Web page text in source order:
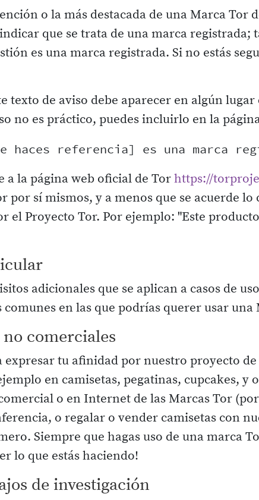
o la más destacada de una Marca Tor
que se trata de una marca
es una marca registrada. Si no estás
texto de aviso debe aparecer en algún
no es práctico, puedes incluirlo en la
a la página web oficial de Torhttps://
por sí mismos, y a menos que se acuerde
el Proyecto Tor. Por ejemplo: "Este
adicionales que se aplican a casos de
comunes en las que podrías querer usar una
comerciales
expresar tu afinidad por nuestro proyecto
en camisetas, pegatinas, cupcakes, y
o en Internet de las Marcas Tor
o regalar o vender camisetas con
Siempre que hagas uso de una marca
lo que estás haciendo!
de investigación